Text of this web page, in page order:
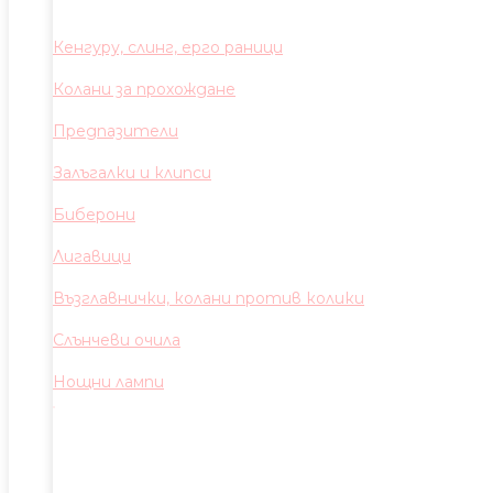
Кенгуру, слинг, ерго раници
Колани за прохождане
Предпазители
Залъгалки и клипси
Биберони
Лигавици
Възглавнички, колани против колики
Слънчеви очила
Нощни лампи